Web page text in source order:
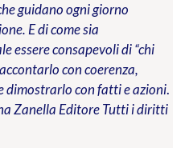
guidano ogni giorno
E di come sia
essere consapevoli di “chi
con coerenza,
dimostrarlo con fatti e azioni.
Zanella EditoreTutti i diritti